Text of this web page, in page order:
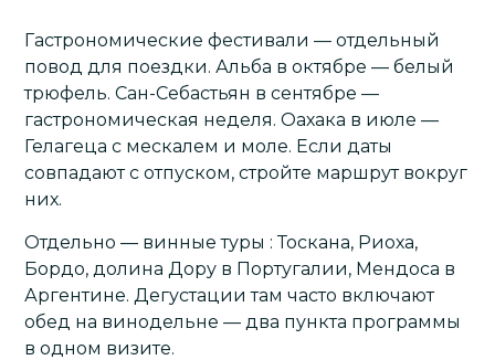
Гастрономические фестивали — отдельный
повод для поездки. Альба в октябре — белый
трюфель. Сан-Себастьян в сентябре —
гастрономическая неделя. Оахака в июле —
Гелагеца с мескалем и моле. Если даты
совпадают с отпуском, стройте маршрут вокруг
них.
Отдельно — винные туры : Тоскана, Риоха,
Бордо, долина Дору в Португалии, Мендоса в
Аргентине. Дегустации там часто включают
обед на винодельне — два пункта программы
в одном визите.